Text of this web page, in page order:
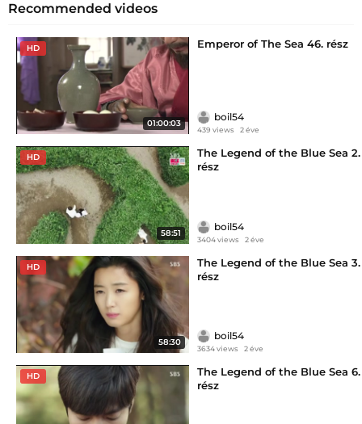
Recommended videos
HD
01:00:03
Emperor of The Sea 46. rész
boil54
439 views 2 éve
HD
58:51
The Legend of the Blue Sea 2.
rész
boil54
3404 views 2 éve
HD
58:30
The Legend of the Blue Sea 3.
rész
boil54
3634 views 2 éve
HD
The Legend of the Blue Sea 6.
rész